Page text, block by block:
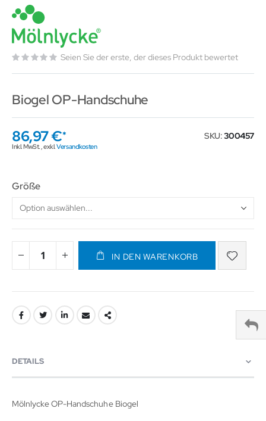
Seien Sie der erste, der dieses Produkt bewertet
Biogel OP-Handschuhe
86,97 €
Inkl. MwSt.,exkl.Versandkosten
SKU 300457
Größe
IN DEN WARENKORB
DETAILS
Mölnlycke OP-Handschuhe Biogel